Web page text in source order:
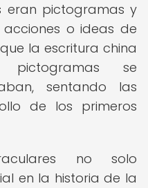
eran pictogramas y
o ideas de
la escritura china
pictogramas se
sentando las
de los primeros
no solo
en la historia de la